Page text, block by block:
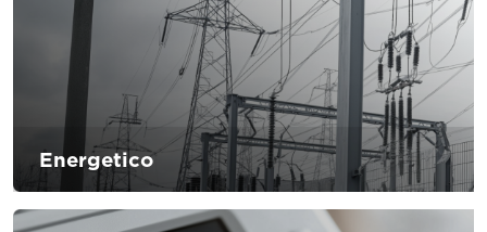
Energetico
sviluppo. Queste sono le sfide del settore energetico, che